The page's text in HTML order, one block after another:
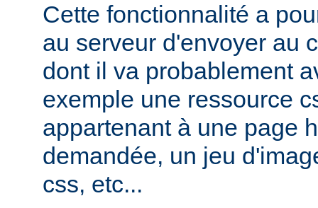
Cette fonctionnalité a
au serveur d'envoyer au
dont il va probablement
exemple une ressource
appartenant à une page
demandée, un jeu
css, etc...